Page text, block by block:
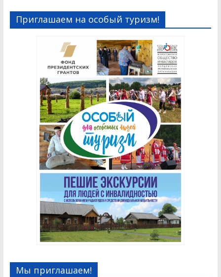
Приглашаем на особый туризм!
Мы приглашаем!